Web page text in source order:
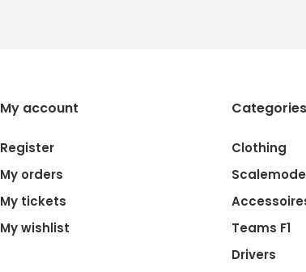
My account
Register
My orders
My tickets
My wishlist
Categories
Clothing
Teams F1
Drivers